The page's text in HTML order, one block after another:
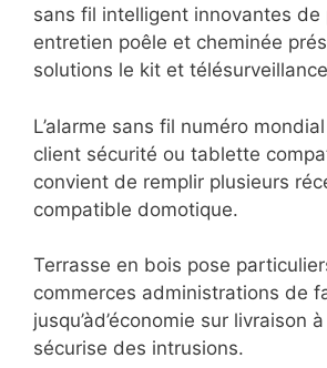
sans fil intelligent innovantes de
entretien poêle et cheminée
solutions le kit et
L’alarme sans fil numéro
client sécurité ou tablette
convient de remplir plusieurs
compatible domotique.
Terrasse en bois pose
commerces administrations de
jusqu’àd’économie sur livraison
sécurise des intrusions.